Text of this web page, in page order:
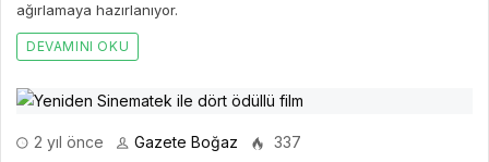
ağırlamaya hazırlanıyor.
DEVAMINI OKU
2 yıl önce Gazete Boğaz 337